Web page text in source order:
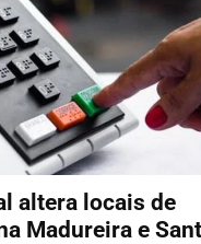
altera locais de
Madureira e